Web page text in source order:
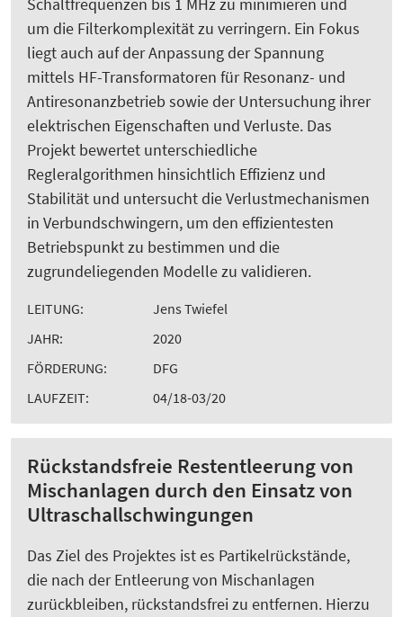
Schaltfrequenzen bis 1 MHz zu minimieren und
um die Filterkomplexität zu verringern. Ein Fokus
liegt auch auf der Anpassung der Spannung
mittels HF-Transformatoren für Resonanz- und
Antiresonanzbetrieb sowie der Untersuchung ihrer
elektrischen Eigenschaften und Verluste. Das
Projekt bewertet unterschiedliche
Regleralgorithmen hinsichtlich Effizienz und
Stabilität und untersucht die Verlustmechanismen
in Verbundschwingern, um den effizientesten
Betriebspunkt zu bestimmen und die
zugrundeliegenden Modelle zu validieren.
LEITUNG:
Jens Twiefel
JAHR:
2020
FÖRDERUNG:
DFG
LAUFZEIT:
04/18-03/20
Rückstandsfreie Restentleerung von
Mischanlagen durch den Einsatz von
Ultraschallschwingungen
Das Ziel des Projektes ist es Partikelrückstände,
die nach der Entleerung von Mischanlagen
zurückbleiben, rückstandsfrei zu entfernen. Hierzu